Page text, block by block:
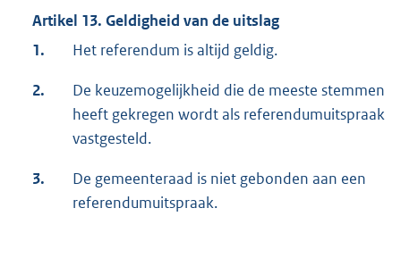
Artikel 13. Geldigheid van de uitslag
1.
Het referendum is altijd geldig.
2.
De keuzemogelijkheid die de meeste stemmen
heeft gekregen wordt als referendumuitspraak
vastgesteld.
3.
De gemeenteraad is niet gebonden aan een
referendumuitspraak.